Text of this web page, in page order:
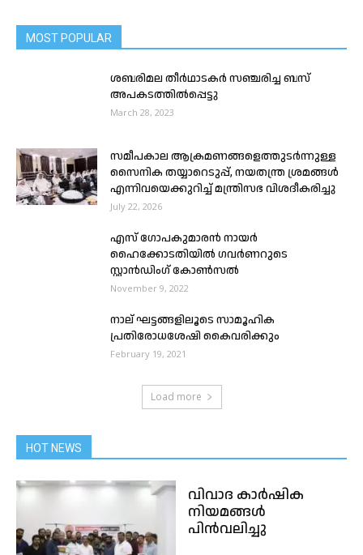
MOST POPULAR
ശബരിമല തീര്‍ഥാടകര്‍ സഞ്ചരിച്ച ബസ്
അപകടത്തിൽപ്പെട്ടു
March 28, 2023
സമീപകാല ആക്രമണങ്ങളെത്തുടർന്നുള്ള
സൈനിക തയ്യാറെടുപ്പ്, നയതന്ത്ര ശ്രമങ്ങൾ
എന്നിവയെക്കുറിച്ച് മന്ത്രിസഭ വിശദീകരിച്ചു
July 22, 2026
എസ് ഗോപകുമാരൻ നായർ
ഹൈക്കോടതിയിൽ ഗവർണറുടെ
സ്റ്റാൻഡിംഗ് കോൺസൽ
November 9, 2022
നാല് ഘട്ടങ്ങളിലൂടെ സാമൂഹിക
പ്രതിരോധശേഷി കൈവരിക്കും
February 19, 2021
Load more
HOT NEWS
വിവാദ കാര്‍ഷിക
നിയമങ്ങള്‍
പിന്‍വലിച്ചു